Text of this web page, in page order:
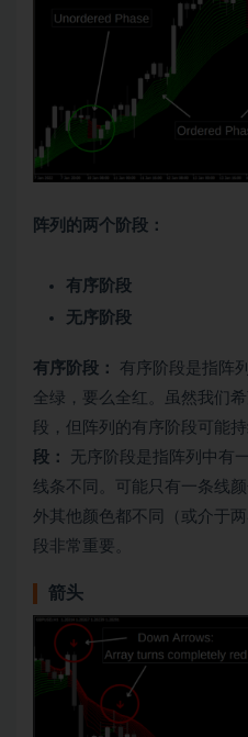
阵列的两个阶段：
有序阶段
无序阶段
有序阶段：
有序阶段是指阵
全绿，要么全红。虽然我们
段，但阵列的有序阶段可能
段：
无序阶段是指阵列中有
线条不同。可能只有一条线
外其他颜色都不同（或介于
段非常重要。
箭头